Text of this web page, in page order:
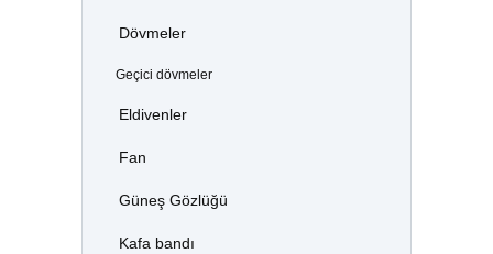
Dövmeler
Geçici dövmeler
Eldivenler
Fan
Güneş Gözlüğü
Kafa bandı